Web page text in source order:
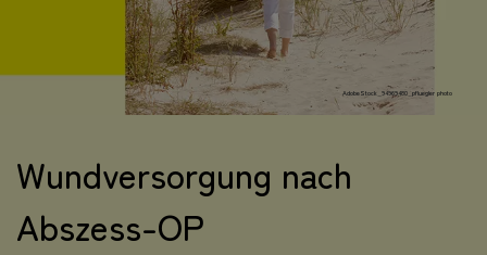
AdobeStock_94969480_pfluegler photo
Wundversorgung nach
Abszess-OP